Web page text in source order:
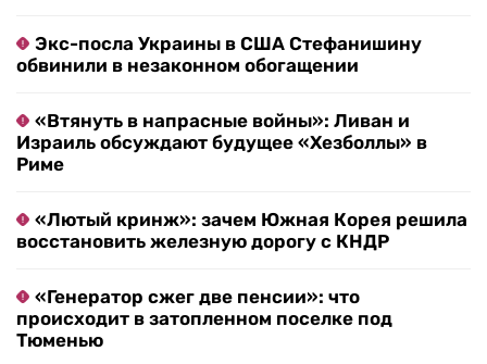
Экс-посла Украины в США Стефанишину
обвинили в незаконном обогащении
«Втянуть в напрасные войны»: Ливан и
Израиль обсуждают будущее «Хезболлы» в
Риме
«Лютый кринж»: зачем Южная Корея решила
восстановить железную дорогу с КНДР
«Генератор сжег две пенсии»: что
происходит в затопленном поселке под
Тюменью